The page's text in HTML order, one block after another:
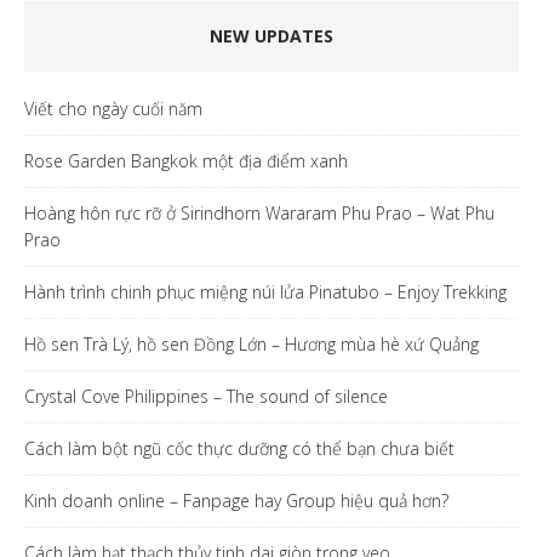
NEW UPDATES
Viết cho ngày cuối năm
Rose Garden Bangkok một địa điểm xanh
Hoàng hôn rực rỡ ở Sirindhorn Wararam Phu Prao – Wat Phu
Prao
Hành trình chinh phục miệng núi lửa Pinatubo – Enjoy Trekking
Hồ sen Trà Lý, hồ sen Đồng Lớn – Hương mùa hè xứ Quảng
Crystal Cove Philippines – The sound of silence
Cách làm bột ngũ cốc thực dưỡng có thể bạn chưa biết
Kinh doanh online – Fanpage hay Group hiệu quả hơn?